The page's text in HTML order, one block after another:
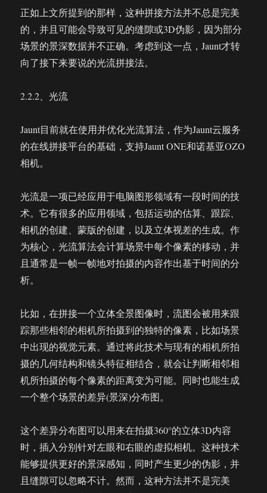
正如上文所提到的那样，这种拼接方法并不总是完美
的，并且可能会导致可见的缝隙或3D伪影，因为部分
场景的景深数据并不正确。考虑到这一点，Jaunt才转
向了接下来要说的光流拼接法。
2.2.2、光流
Jaunt目前就在使用并优化光流算法，作为Jaunt云服务
的在线拼接平台的基础，支持Jaunt ONE和诺基亚OZO
相机。
光流是一项已经应用于电脑图形领域有一段时间的技
术。它有很多的应用领域，包括运动的估算、跟踪、
相机的创建、蒙版的创建，以及立体视差的生成。作
为核心，光流算法会计算场景中每个像素的移动，并
且通常是一帧一帧地对拍摄的内容作出基于时间的分
析。
比如，在拼接一个立体全景图像时，流图会被用来跟
踪那些相邻的相机所拍摄到的独特的像素，比如场景
中出现的视觉元素。通过将此技术与现有的相机所拍
摄的几何结构和镜头特征相结合，就会让判断相邻相
机所拍摄的每个像素的距离变为可能。同时也能生成
一个整个场景的差异(景深)分布图。
这个差异分布图可以用来在拍摄360°的立体3D内容
时，插入分别针对左眼和右眼的虚拟相机。这种技术
能够提供更好的景深感知，同时产生更少的伪影，并
且缝隙可以忽略不计。然而，这种方法并不是完美